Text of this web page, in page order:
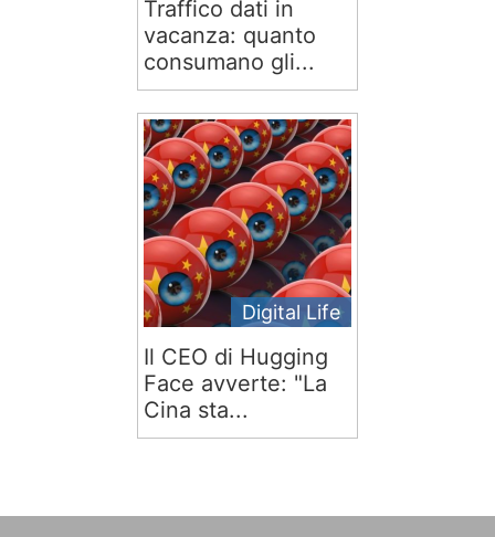
Traffico dati in
vacanza: quanto
consumano gli...
Digital Life
Il CEO di Hugging
Face avverte: "La
Cina sta...